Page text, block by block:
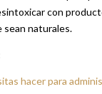
con
sean naturales.
hacer para